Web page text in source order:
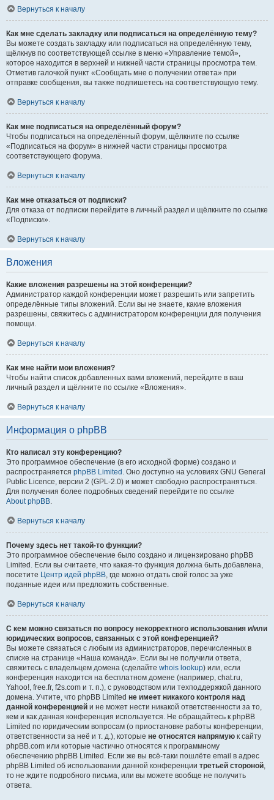
Вернуться к началу
Как мне сделать закладку или подписаться на определённую тему?
Вы можете создать закладку или подписаться на определённую тему,
щёлкнув по соответствующей ссылке в меню «Управление темой»,
которое находится в верхней и нижней части страницы просмотра тем.
Отметив галочкой пункт «Сообщать мне о получении ответа» при
отправке сообщения, вы также подпишетесь на соответствующую тему.
Вернуться к началу
Как мне подписаться на определённый форум?
Чтобы подписаться на определённый форум, щёлкните по ссылке
«Подписаться на форум» в нижней части страницы просмотра
соответствующего форума.
Вернуться к началу
Как мне отказаться от подписки?
Для отказа от подписки перейдите в личный раздел и щёлкните по ссылке
«Подписки».
Вернуться к началу
Вложения
Какие вложения разрешены на этой конференции?
Администратор каждой конференции может разрешить или запретить
определённые типы вложений. Если вы не знаете, какие вложения
разрешены, свяжитесь с администратором конференции для получения
помощи.
Вернуться к началу
Как мне найти мои вложения?
Чтобы найти список добавленных вами вложений, перейдите в ваш
личный раздел и щёлкните по ссылке «Вложения».
Вернуться к началу
Информация о phpBB
Кто написал эту конференцию?
Это программное обеспечение (в его исходной форме) создано и
распространяется phpBB Limited . Оно доступно на условиях GNU General
Public Licence, версии 2 (GPL-2.0) и может свободно распространяться.
Для получения более подробных сведений перейдите по ссылке
About phpBB.
Вернуться к началу
Почему здесь нет такой-то функции?
Это программное обеспечение было создано и лицензировано phpBB
Limited. Если вы считаете, что какая-то функция должна быть добавлена,
посетите Центр идей phpBB, где можно отдать свой голос за уже
поданные идеи или предложить собственные.
Вернуться к началу
С кем можно связаться по вопросу некорректного использования и/или
юридических вопросов, связанных с этой конференцией?
Вы можете связаться с любым из администраторов, перечисленных в
списке на странице «Наша команда». Если вы не получили ответа,
свяжитесь с владельцем домена (сделайте whois lookup) или, если
конференция находится на бесплатном домене (например, chat.ru,
Yahoo!, free.fr, f2s.com и т. п.), с руководством или техподдержкой данного
домена. Учтите, что phpBB Limited не имеет никакого контроля над
данной конференцией и не может нести никакой ответственности за то,
кем и как данная конференция используется. Не обращайтесь к phpBB
Limited по юридическим вопросам (о приостановке работы конференции,
ответственности за неё и т. д.), которые не относятся напрямую к сайту
phpBB.com или которые частично относятся к программному
обеспечению phpBB Limited. Если же вы всё-таки пошлёте email в адрес
phpBB Limited об использовании данной конференции третьей стороной,
то не ждите подробного письма, или вы можете вообще не получить
ответа.